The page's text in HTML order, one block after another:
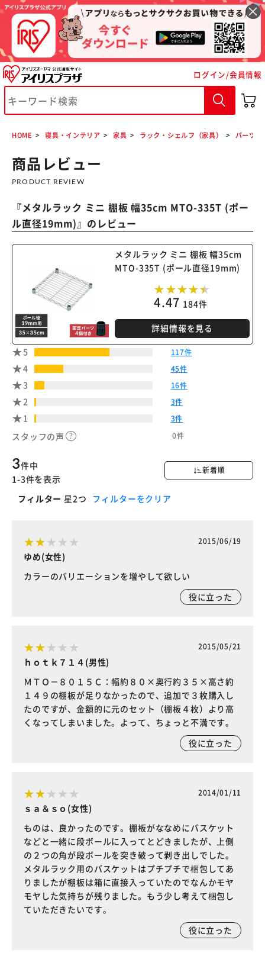
ログイン/会員情報
HOME 寝具・インテリア 家具 ラック・シェルフ（家具） パーツ各
商品レビュー
PRODUCT REVIEW
『メタルラック ミニ 棚板 幅35cm MTO-335T (ポー
ル直径19mm)』のレビュー
メタルラック ミニ 棚板 幅35cm
MTO-335T (ポール直径19mm)
4.47 184件
詳細情報を見る
5 117件
4 45件
3 16件
2 3件
1 3件
スタッフの声 0件
新着順
3件中
1-3件を表示
フィルター 星2つ フィルターをクリア
2015/06/19
ゆめ(女性)
カラーのバリエーションを増やして欲しい
役に立った
2015/05/21
ｈｏｔｋ７１４(男性)
ＭＴＯ－８０１５Ｃ：幅約８０×奥行約３５×高さ約
１４９の棚板が足りなかったので、追加で３枚購入し
たのですが、金額的に元のセット（棚板４枚）より高
くなってしまいました。よって、ちょっと不満です。
役に立った
2014/01/11
ｓａ＆ｓｏ(女性)
ものは、良かったのです。棚板がななめにバスケット
などと一緒に段ボールに入ってとどきましたが、上側
の２つの角が段ボールを突き破って剥き出しでした。
メタルラック用のバスケットはプチプチで梱包してあ
りましたが棚板は箱に直接入っていたのでなんかモヤ
モヤした気持ちが残りました。もう少し考えて梱包し
ていただきたいです。
役に立った
※ご確認ください
カートに入れる 購入手続きへ